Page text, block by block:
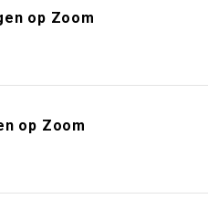
op Zoom
op Zoom